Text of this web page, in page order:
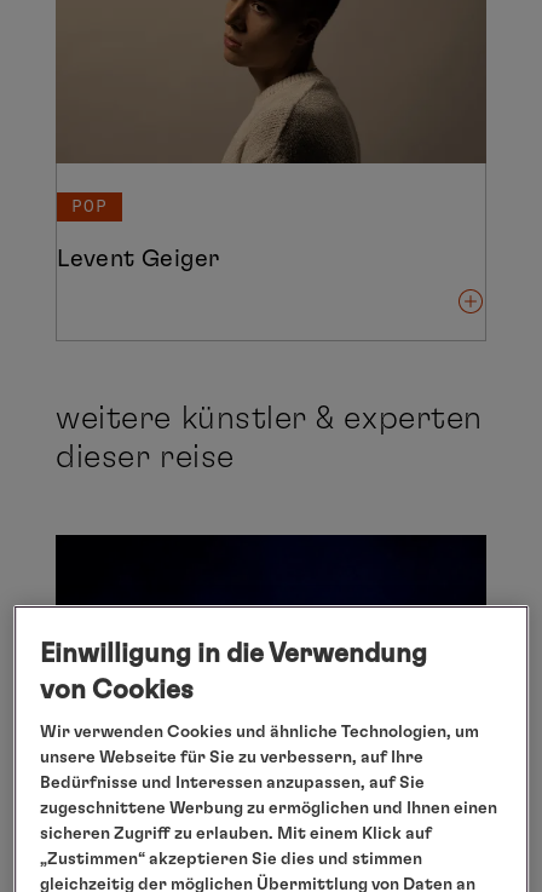
POP
Levent Geiger
weitere künstler & experten
dieser reise
Einwilligung in die Verwendung
von Cookies
Wir verwenden Cookies und ähnliche Technologien, um
unsere Webseite für Sie zu verbessern, auf Ihre
Bedürfnisse und Interessen anzupassen, auf Sie
zugeschnittene Werbung zu ermöglichen und Ihnen einen
sicheren Zugriff zu erlauben. Mit einem Klick auf
„Zustimmen“ akzeptieren Sie dies und stimmen
gleichzeitig der möglichen Übermittlung von Daten an